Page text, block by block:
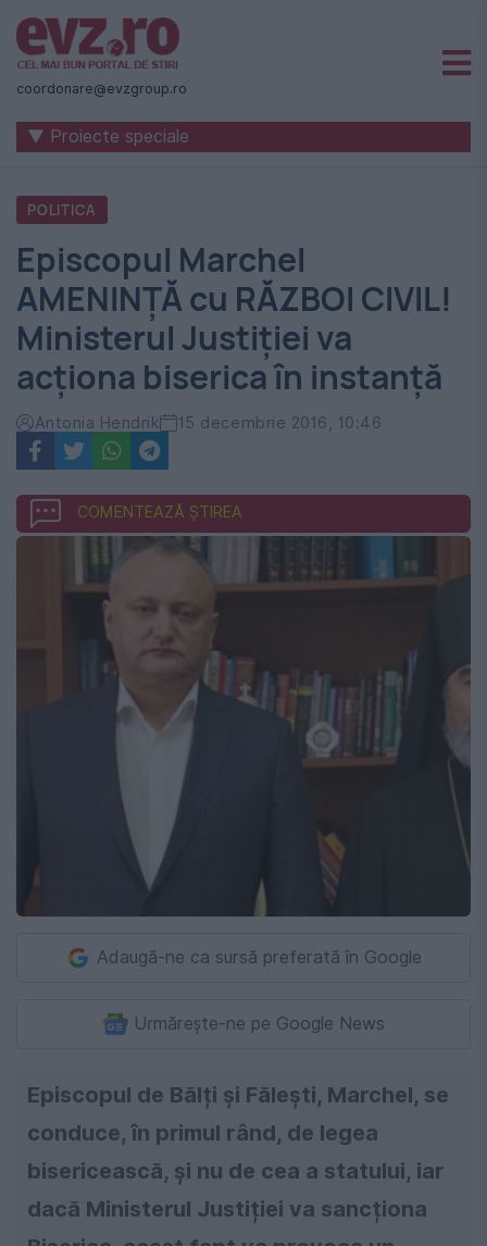
Știri
naționale
internaționale
România
-
Evenimentul
Zilei
coordonare@evzgroup.ro
▼ Proiecte speciale
POLITICA
Episcopul Marchel
AMENINŢĂ cu RĂZBOI CIVIL!
Ministerul Justiției va
acționa biserica în instanță
Antonia Hendrik 15 decembrie 2016, 10:46
COMENTEAZĂ ȘTIREA
Adaugă-ne ca sursă preferată în Google
Urmărește-ne pe Google News
Episcopul de Bălți și Fălești, Marchel, se
conduce, în primul rând, de legea
bisericească, și nu de cea a statului, iar
dacă Ministerul Justiției va sancționa